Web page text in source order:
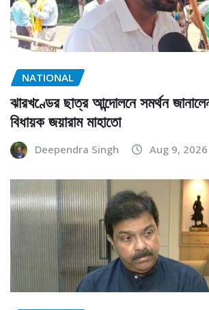
NATIONAL
ঝারখণ্ডের ছাত্র আন্দোলনে সমর্থন
বিধায়ক জয়ারাম মাহাতো
Deependra Singh Aug 9, 2026